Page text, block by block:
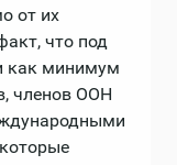
от их
что под
как минимум
членов ООН